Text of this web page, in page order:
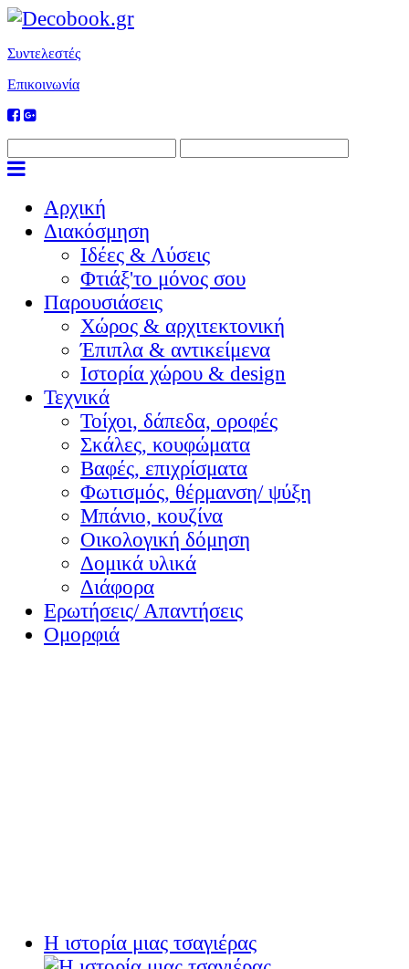
Συντελεστές
Επικοινωνία
Αρχική
Διακόσμηση
Ιδέες & Λύσεις
Φτιάξ'το μόνος σου
Παρουσιάσεις
Χώρος & αρχιτεκτονική
Έπιπλα & αντικείμενα
Ιστορία χώρου & design
Τεχνικά
Τοίχοι, δάπεδα, οροφές
Σκάλες, κουφώματα
Βαφές, επιχρίσματα
Φωτισμός, θέρμανση/ ψύξη
Μπάνιο, κουζίνα
Οικολογική δόμηση
Δομικά υλικά
Διάφορα
Ερωτήσεις/ Απαντήσεις
Ομορφιά
Η ιστορία μιας τσαγιέρας